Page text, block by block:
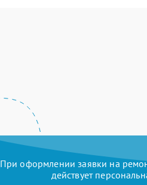
При оформлении заявки на
действует